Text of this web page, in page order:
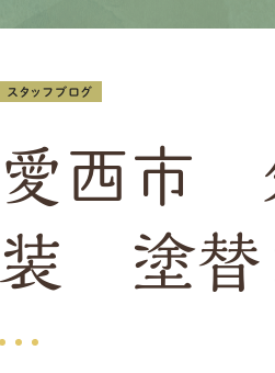
スタッフブログ
愛西市
装 塗替